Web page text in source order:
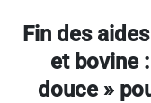
Fin des
et bovine
douce »